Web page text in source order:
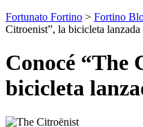
Fortunato Fortino > Fortino
Citroenist”, la bicicleta
Conocé “The
bicicleta